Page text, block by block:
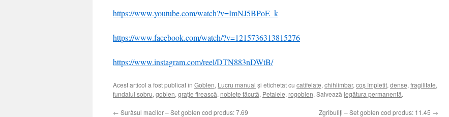
https://www.youtube.com/watch?v=ImNJ5BPoE_k
https://www.facebook.com/watch/?v=1215736313815276
https://www.instagram.com/reel/DTN883nDWtB/
Acest articol a fost publicat în Goblen, Lucru manual și etichetat cu catifelate, chihlimbar, coș împletit, dense, fragilitate,
fundalul sobru, goblen, grație firească, noblețe tăcută, Petalele, rogoblen. Salvează legătura permanentă.
← Surâsul macilor – Set goblen cod produs: 7.69 Zgribuliți – Set goblen cod produs: 11.45 →